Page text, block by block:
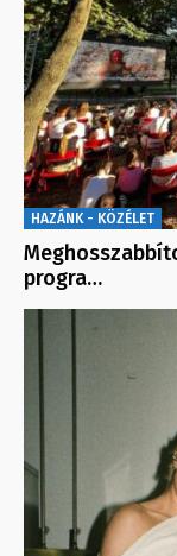
HAZÁNK - KÖZÉLET
progra…